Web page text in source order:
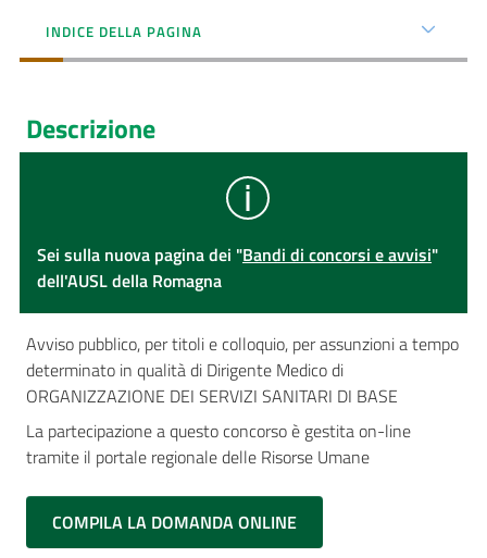
INDICE DELLA PAGINA
Descrizione
Sei sulla nuova pagina dei "Bandi di concorsi e avvisi"
dell'AUSL della Romagna
Avviso pubblico, per titoli e colloquio, per assunzioni a tempo
determinato in qualità di Dirigente Medico di
ORGANIZZAZIONE DEI SERVIZI SANITARI DI BASE
La partecipazione a questo concorso è gestita on-line
tramite il portale regionale delle Risorse Umane
COMPILA LA DOMANDA ONLINE